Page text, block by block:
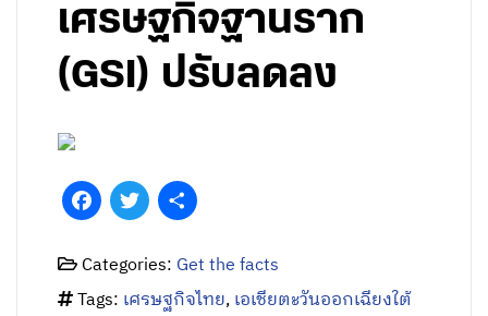
เศรษฐกิจฐานราก
(GSI) ปรับลดลง
FacebookTwitter
Categories: Get the facts
Tags: เศรษฐกิจไทย,เอเชียตะวันออกเฉียงใต้